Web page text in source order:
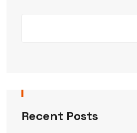
Recent Posts